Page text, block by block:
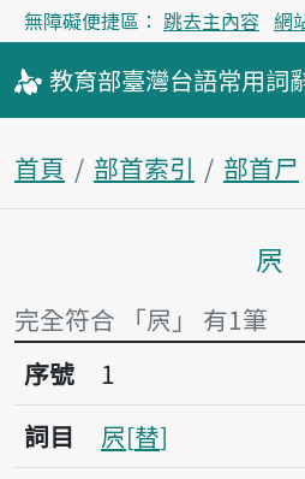
無障礙便捷區： 跳去主內容 網
教育部臺灣台語常用詞
首頁 部首索引 部首尸
主
屄
完全符合 「屄」 有1筆
序號1屄
序號
1
詞目
屄 替